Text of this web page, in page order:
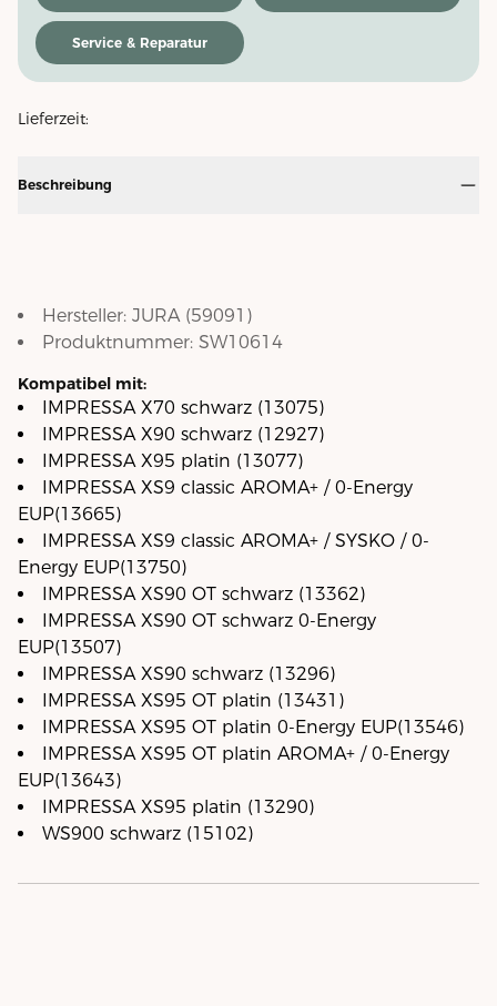
Service & Reparatur
Lieferzeit:
Beschreibung
Hersteller: JURA (59091 )
Produktnummer: SW10614
Kompatibel mit:
IMPRESSA X70 schwarz (13075)
IMPRESSA X90 schwarz (12927)
IMPRESSA X95 platin (13077)
IMPRESSA XS9 classic AROMA+ / 0-Energy
EUP(13665)
IMPRESSA XS9 classic AROMA+ / SYSKO / 0-
Energy EUP(13750)
IMPRESSA XS90 OT schwarz (13362)
IMPRESSA XS90 OT schwarz 0-Energy
EUP(13507)
IMPRESSA XS90 schwarz (13296)
IMPRESSA XS95 OT platin (13431)
IMPRESSA XS95 OT platin 0-Energy EUP(13546)
IMPRESSA XS95 OT platin AROMA+ / 0-Energy
EUP(13643)
IMPRESSA XS95 platin (13290)
WS900 schwarz (15102)